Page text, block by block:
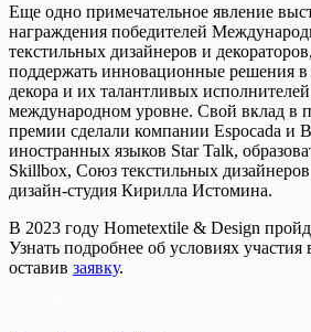
Еще одно примечательное явление
награждения победителей
текстильных дизайнеров и
поддержать инновационные решения в
декора и их талантливых
международном уровне. Свой вклад в
премии сделали компании Espocada и
иностранных языков Star Talk,
Skillbox, Союз текстильных дизайнеров
дизайн-студия Кирилла Истомина.
В 2023 году Hometextile & Design
Узнать подробнее об условиях
оставив заявку.